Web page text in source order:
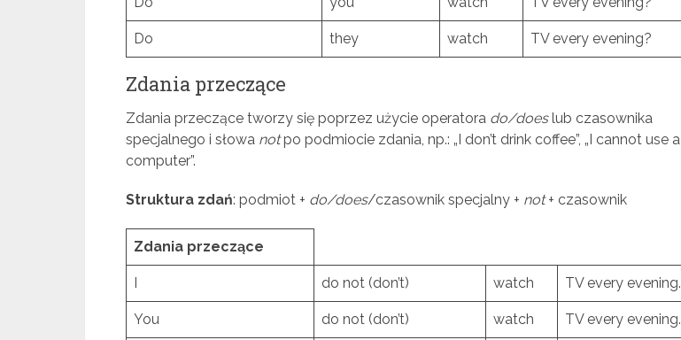
Do they watch TV every evening?
Zdania przeczące
Zdania przeczące tworzy się poprzez użycie operatora do/doeslub czasownika
specjalnego i słowa notpo podmiocie zdania, np.: „I don’t drink coffee”, „I cannot use a
computer”.
Struktura zdań: podmiot + do/does/czasownik specjalny + not+ czasownik
Zdania przeczące
I do not (don’t) watch TV every evening.
You do not (don’t) watch TV every evening.